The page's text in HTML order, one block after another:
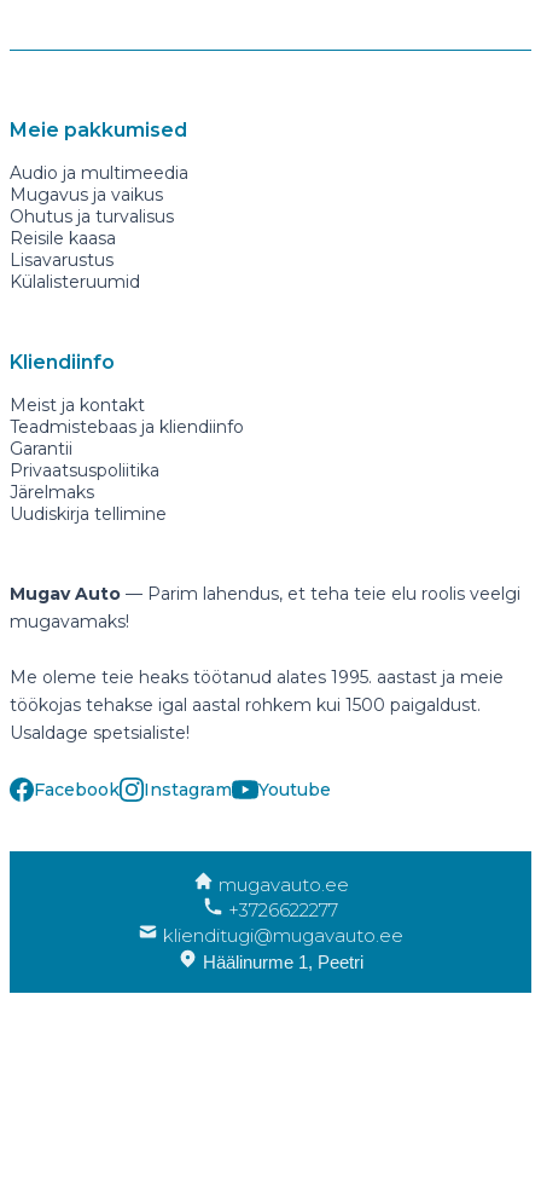
Meie pakkumised
Audio ja multimeedia
Mugavus ja vaikus
Ohutus ja turvalisus
Reisile kaasa
Lisavarustus
Külalisteruumid
Kliendiinfo
Meist ja kontakt
Teadmistebaas ja kliendiinfo
Garantii
Privaatsuspoliitika
Järelmaks
Uudiskirja tellimine
Mugav Auto — Parim lahendus, et teha teie elu roolis veelgi
mugavamaks!
Me oleme teie heaks töötanud alates 1995. aastast ja meie
töökojas tehakse igal aastal rohkem kui 1500 paigaldust.
Usaldage spetsialiste!
Facebook Instagram Youtube
mugavauto.ee
+3726622277
klienditugi@mugavauto.ee
Häälinurme 1, Peetri